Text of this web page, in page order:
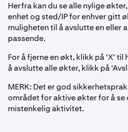
Herfra kan du se alle nylige
enhet og sted/IP for enhver gitt
muligheten til å avslutte en eller
passende.
For å fjerne en økt, klikk på 'X'
å avslutte alle økter, klikk på
MERK: Det er god
området for aktive økter for å
mistenkelig aktivitet.